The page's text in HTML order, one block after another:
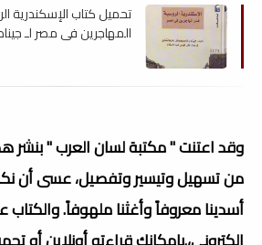
تحميل كتاب الإسكندرية
المهاجرين فى مصر لـ
وقد اعتنت " مكتبة لسان العرب " بنشر
من تسهيل وتيسير وتفصيل، عسى أن
أسدينا معروفاً وأغثنا ملهوفاً. والكتاب